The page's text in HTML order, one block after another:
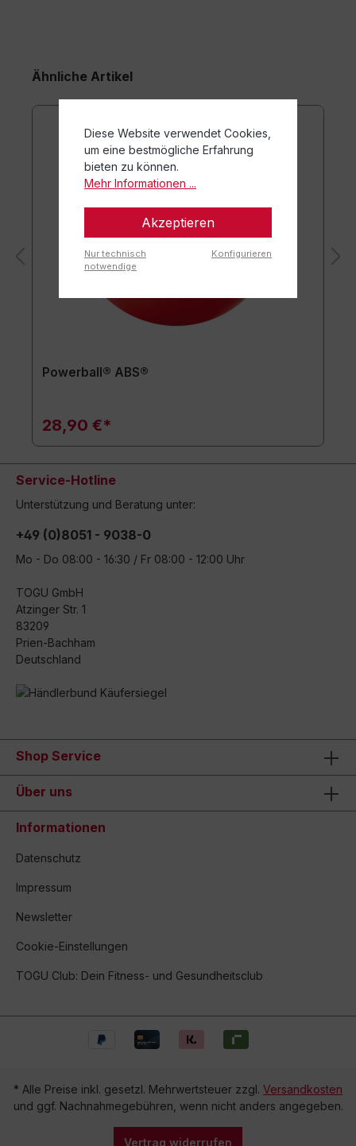
Ähnliche Artikel
Powerball® ABS®
28,90 €*
Service-Hotline
Unterstützung und Beratung unter:
+49 (0)8051 - 9038-0
Mo - Do 08:00 - 16:30 / Fr 08:00 - 12:00 Uhr
TOGU GmbH
Atzinger Str. 1
83209
Prien-Bachham
Deutschland
Shop Service
Über uns
Informationen
Datenschutz
Impressum
Newsletter
Cookie-Einstellungen
TOGU Club: Dein Fitness- und Gesundheitsclub
* Alle Preise inkl. gesetzl. Mehrwertsteuer zzgl. Versandkosten
und ggf. Nachnahmegebühren, wenn nicht anders angegeben.
Vertrag widerrufen
Diese Website verwendet Cookies,
um eine bestmögliche Erfahrung
bieten zu können.
Mehr Informationen ...
Akzeptieren
Nur technisch
notwendige
Konfigurieren